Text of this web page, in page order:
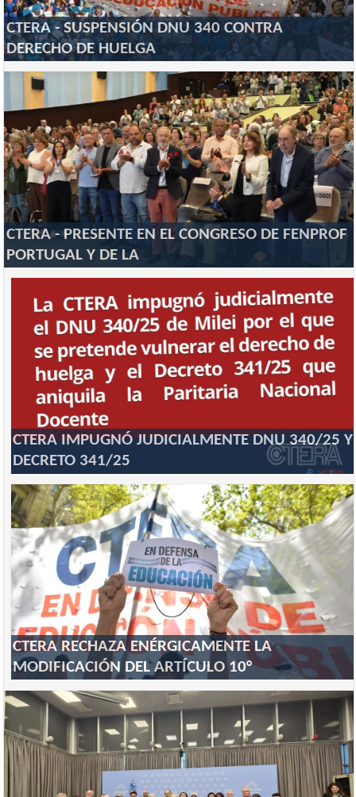
CTERA - SUSPENSIÓN DNU 340 CONTRA
DERECHO DE HUELGA
CTERA - PRESENTE EN EL CONGRESO DE FENPROF
PORTUGAL Y DE LA
CTERA IMPUGNÓ JUDICIALMENTE DNU 340/25 Y
DECRETO 341/25
CTERA RECHAZA ENÉRGICAMENTE LA
MODIFICACIÓN DEL ARTÍCULO 10°